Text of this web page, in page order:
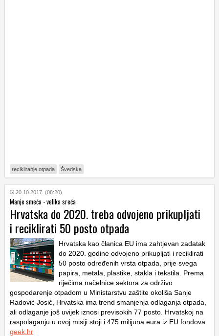
recikliranje otpada Švedska
20.10.2017. (08:20)
Manje smeća - velika sreća
Hrvatska do 2020. treba odvojeno prikupljati
i reciklirati 50 posto otpada
Hrvatska kao članica EU ima zahtjevan zadatak
do 2020. godine odvojeno prikupljati i reciklirati
50 posto određenih vrsta otpada, prije svega
papira, metala, plastike, stakla i tekstila. Prema
riječima načelnice sektora za održivo
gospodarenje otpadom u Ministarstvu zaštite okoliša Sanje
Radović Josić, Hrvatska ima trend smanjenja odlaganja otpada,
ali odlaganje još uvijek iznosi previsokih 77 posto. Hrvatskoj na
raspolaganju u ovoj misiji stoji i 475 milijuna eura iz EU fondova.
geek.hr